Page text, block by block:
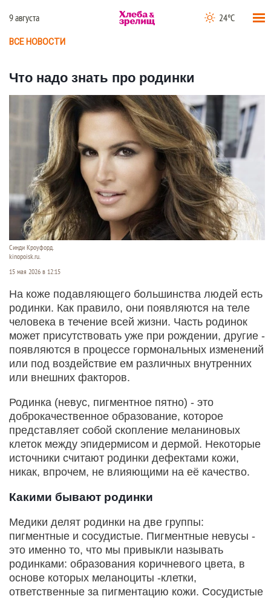
9 августа 24°C
ВСЕ НОВОСТИ
Что надо знать про родинки
Синди Кроуфорд.
kinopoisk.ru.
15 мая 2026 в 12:15
На коже подавляющего большинства людей есть
родинки. Как правило, они появляются на теле
человека в течение всей жизни. Часть родинок
может присутствовать уже при рождении, другие -
появляются в процессе гормональных изменений
или под воздействие ем различных внутренних
или внешних факторов.
Родинка (невус, пигментное пятно) - это
доброкачественное образование, которое
представляет собой скопление меланиновых
клеток между эпидермисом и дермой. Некоторые
источники считают родинки дефектами кожи,
никак, впрочем, не влияющими на её качество.
Какими бывают родинки
Медики делят родинки на две группы:
пигментные и сосудистые. Пигментные невусы -
это именно то, что мы привыкли называть
родинками: образования коричневого цвета, в
основе которых меланоциты -клетки,
ответственные за пигментацию кожи. Сосудистые